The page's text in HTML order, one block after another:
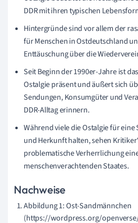
DDR mit ihren typischen
Hintergründe sind vor allem der
für Menschen in Ostdeutschland
Enttäuschung über die
Seit Beginn der 1990er-Jahre ist
Ostalgie präsent und äußert sich
Sendungen, Konsumgüter und
DDR-Alltag erinnern.
Während viele die Ostalgie für
und Herkunft halten, sehen
problematische Verherrlichung
menschenverachtenden Staates.
Nachweise
Abbildung 1: Ost-Sandmännchen
(https://wordpress.org/